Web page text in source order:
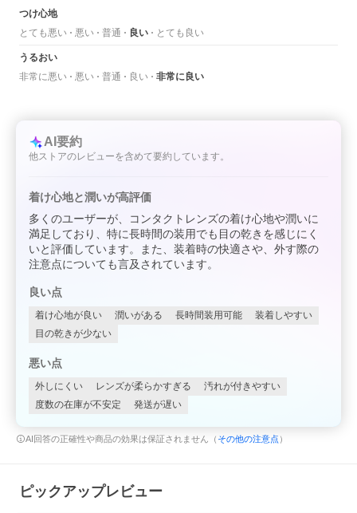
つけ心地
とても悪い
悪い 普通 良い とても良い
うるおい
非常に悪い
悪い 普通 良い 非常に良い
AI要約
他ストアのレビューを含めて要約しています。
着け心地と潤いが高評価
多くのユーザーが、コンタクトレンズの着け心地や潤いに
満足しており、特に長時間の装用でも目の乾きを感じにく
いと評価しています。また、装着時の快適さや、外す際の
注意点についても言及されています。
良い点
着け心地が良い 潤いがある 長時間装用可能
装着しやすい
目の乾きが少ない
悪い点
外しにくい レンズが柔らかすぎる
汚れが付きやすい
度数の在庫が不安定
発送が遅い
AI回答の正確性や商品の効果は保証されません（ その他の注意点 ）
ピックアップレビュー